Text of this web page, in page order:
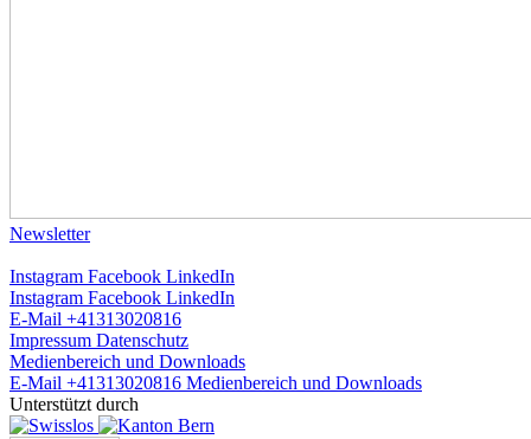
Newsletter
Instagram Facebook LinkedIn
Instagram Facebook LinkedIn
E-Mail +41313020816
Impressum Datenschutz
Medienbereich und Downloads
E-Mail +41313020816 Medienbereich und Downloads
Unterstützt durch